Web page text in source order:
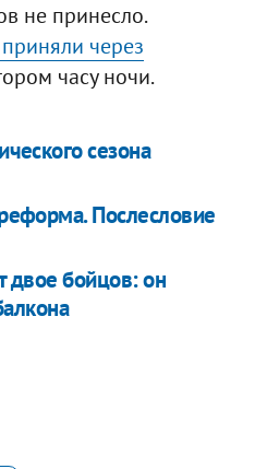
не принесло.
через
часу ночи.
сезона
Послесловие
двое бойцов: он